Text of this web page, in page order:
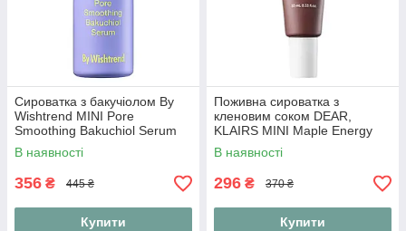
Сироватка з бакучіолом By
Wishtrend MINI Pore
Smoothing Bakuchiol Serum
10 ml
В наявності
356 ₴ 445 ₴
Купити
Поживна сироватка з
кленовим соком DEAR,
KLAIRS MINI Maple Energy
Infusing Serum 10 ml
В наявності
296 ₴ 370 ₴
Купити